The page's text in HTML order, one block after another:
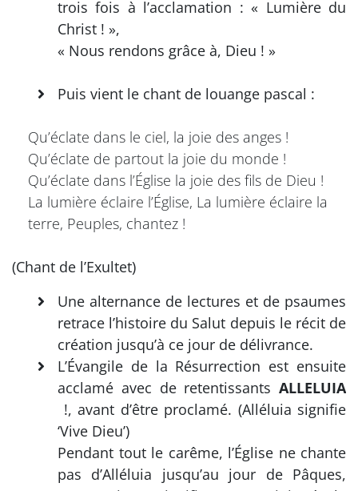
trois fois à l’acclamation : « Lumière du
Christ ! »,
« Nous rendons grâce à, Dieu ! »
Puis vient le chant de louange pascal :
Qu’éclate dans le ciel, la joie des anges !
Qu’éclate de partout la joie du monde !
Qu’éclate dans l’Église la joie des fils de Dieu !
La lumière éclaire l’Église, La lumière éclaire la
terre, Peuples, chantez !
(Chant de l’Exultet)
Une alternance de lectures et de psaumes
retrace l’histoire du Salut depuis le récit de
création jusqu’à ce jour de délivrance.
L’Évangile de la Résurrection est ensuite
acclamé avec de retentissants ALLELUIA
!, avant d’être proclamé. (Alléluia signifie
‘Vive Dieu’)
Pendant tout le carême, l’Église ne chante
pas d’Alléluia jusqu’au jour de Pâques,